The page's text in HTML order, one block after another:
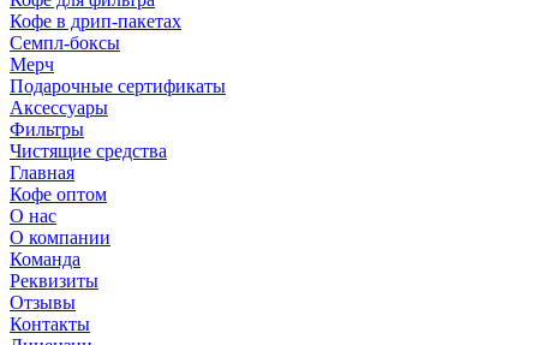
Кофе в дрип-пакетах
Семпл-боксы
Мерч
Подарочные сертификаты
Аксессуары
Фильтры
Чистящие средства
Главная
Кофе оптом
О нас
О компании
Команда
Реквизиты
Отзывы
Контакты